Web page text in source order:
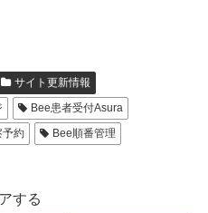
サイト更新情報
Bee患者受付Asura
予約
Bee順番管理
する